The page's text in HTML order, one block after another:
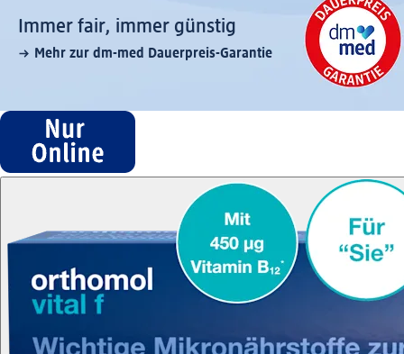
Immer fair,­ immer günstig
Mehr zur dm-med Dauerpreis-Garantie